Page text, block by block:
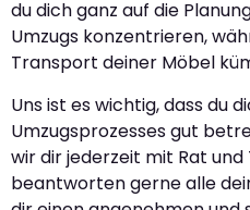
du dich ganz auf die
Umzugs konzentrieren,
Transport deiner Möbel
Uns ist es wichtig, dass du
Umzugsprozesses gut
wir dir jederzeit mit Rat und
beantworten gerne alle